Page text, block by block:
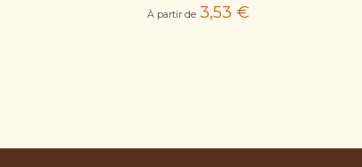
À partir de 3,53 €